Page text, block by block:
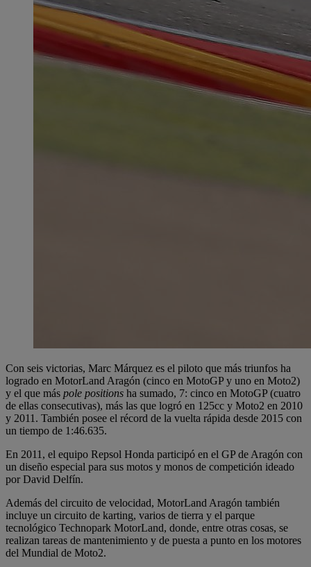
Con seis victorias, Marc Márquez es el piloto que más triunfos ha
logrado en MotorLand Aragón (cinco en MotoGP y uno en Moto2)
y el que más pole positions ha sumado, 7: cinco en MotoGP (cuatro
de ellas consecutivas), más las que logró en 125cc y Moto2 en 2010
y 2011. También posee el récord de la vuelta rápida desde 2015 con
un tiempo de 1:46.635.
En 2011, el equipo Repsol Honda participó en el GP de Aragón con
un diseño especial para sus motos y monos de competición ideado
por David Delfín.
Además del circuito de velocidad, MotorLand Aragón también
incluye un circuito de karting, varios de tierra y el parque
tecnológico Technopark MotorLand, donde, entre otras cosas, se
realizan tareas de mantenimiento y de puesta a punto en los motores
del Mundial de Moto2.